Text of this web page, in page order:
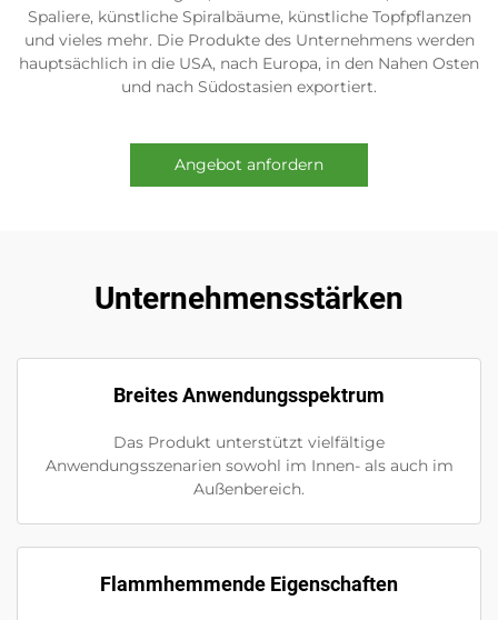
Spaliere, künstliche Spiralbäume, künstliche Topfpflanzen
und vieles mehr. Die Produkte des Unternehmens werden
hauptsächlich in die USA, nach Europa, in den Nahen Osten
und nach Südostasien exportiert.
Angebot anfordern
Unternehmensstärken
Breites Anwendungsspektrum
Das Produkt unterstützt vielfältige
Anwendungsszenarien sowohl im Innen- als auch im
Außenbereich.
Flammhemmende Eigenschaften